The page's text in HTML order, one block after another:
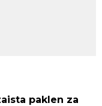
paklen za